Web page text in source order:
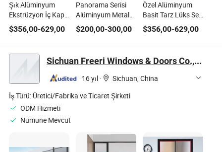
Şık Alüminyum
Ekstrüzyon İç Kapı
Çağdaş Mekanlar
için
$356,00-629,00
Panorama Serisi
Alüminyum Metal
Kayar Pan Sistem
Kapı
$200,00-300,00
Özel Alüminyum
Basit Tarz Lüks Ses
Geçirmez İki Camlı
Açılır Alüminyum
Balkon Kapıları
$356,00-629,00
Sichuan Freeri Windows & Doors Co., Ltd
16 yıl ·
Sichuan, China
İş Türü: Üretici/Fabrika ve Ticaret Şirketi
ODM Hizmeti
Numune Mevcut